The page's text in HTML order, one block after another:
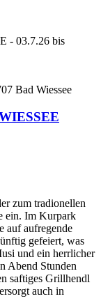
- 03.7.26 bis
Bad Wiessee
zum tradionellen
ein. Im Kurpark
auf aufregende
gefeiert, was
und ein herrlicher
Abend Stunden
saftiges Grillhendl
auch in